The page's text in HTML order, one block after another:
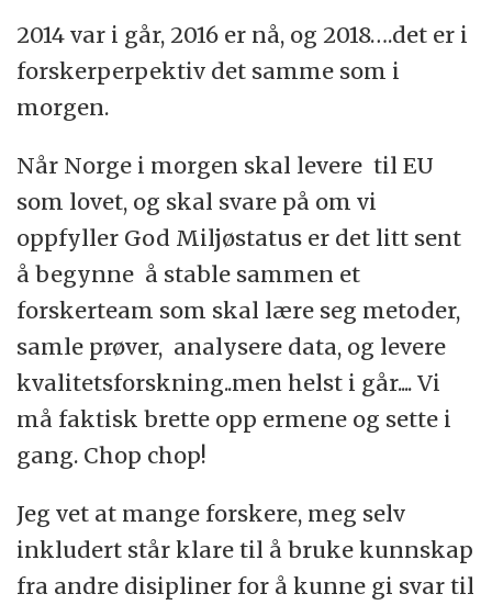
2014 var i går, 2016 er nå, og 2018….det er i
forskerperpektiv det samme som i
morgen.
Når Norge i morgen skal levere til EU
som lovet, og skal svare på om vi
oppfyller God Miljøstatus er det litt sent
å begynne å stable sammen et
forskerteam som skal lære seg metoder,
samle prøver, analysere data, og levere
kvalitetsforskning..men helst i går.... Vi
må faktisk brette opp ermene og sette i
gang. Chop chop!
Jeg vet at mange forskere, meg selv
inkludert står klare til å bruke kunnskap
fra andre disipliner for å kunne gi svar til